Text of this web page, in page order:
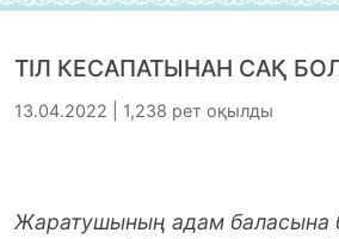
ТІЛ КЕСАПАТЫНАН САҚ
13.04.2022 | 1,238 рет оқылды
Жаратушының адам баласына